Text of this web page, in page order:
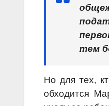
тем
Но для тех,
обходится